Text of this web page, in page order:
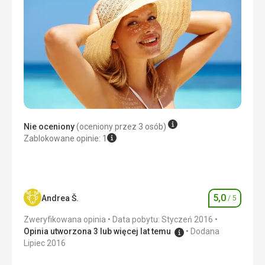
Ta recenzja została automatycznie przetłumaczona za
pomocą Google Translate
Wyżywienie
możliwość dużego wyboru
Zakwaterowanie
Jedyną rzeczą, która mi przeszkadzała, było to, że
sprzątaczka nie uzupełniała szamponu.
bez problemów
Ta recenzja została automatycznie przetłumaczona za
pomocą Google Translate
Nie oceniony(oceniony przez 3 osób)
Zablokowane opinie: 1
Andrea Š. Ocena
5,0 / 5
Zweryfikowana opinia
Data pobytu: Styczeń 2016
Opinia utworzona 3 lub więcej lat temu
Dodana
Lipiec 2016